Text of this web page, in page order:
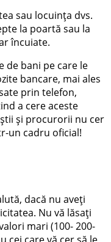
sau locuinţa dvs.
la poartă sau la
încuiate.
de bani pe care le
bancare, mai ales
prin telefon,
a cere aceste
şi procurorii nu cer
un cadru oficial!
dacă nu aveţi
Nu vă lăsaţi
mari (100- 200-